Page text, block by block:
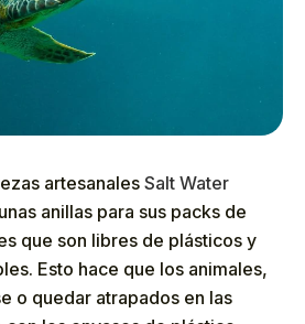
artesanales Salt Water
anillas para sus packs de
que son libres de plásticos y
Esto hace que los animales,
o quedar atrapados en las